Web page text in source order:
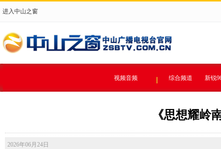
进入中山之窗
视频音频 综合频道 新锐
《思想耀岭
2026年06月24日